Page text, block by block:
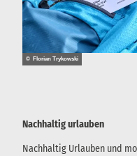
© Florian Trykowski
Nachhaltig urlauben
Nachhaltig Urlauben und